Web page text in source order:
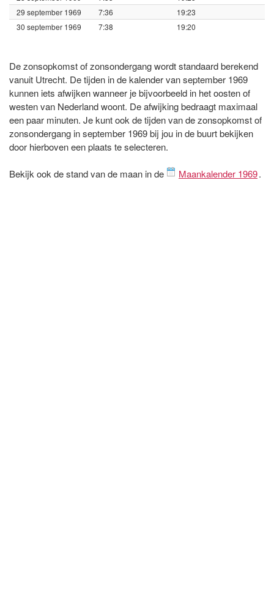
29 september 1969
7:36
19:23
30 september 1969
7:38 19:20
De zonsopkomst of zonsondergang wordt standaard berekend
vanuit Utrecht. De tijden in de kalender van september 1969
kunnen iets afwijken wanneer je bijvoorbeeld in het oosten of
westen van Nederland woont. De afwijking bedraagt maximaal
een paar minuten. Je kunt ook de tijden van de zonsopkomst of
zonsondergang in september 1969 bij jou in de buurt bekijken
door hierboven een plaats te selecteren.
Bekijk ook de stand van de maan in de Maankalender 1969.